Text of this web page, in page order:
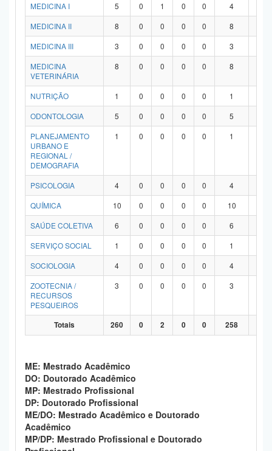
MEDICINA I
5 0 1 0 0 4
MEDICINA II
8 0 0 0 0 8
MEDICINA III
3 0 0 0 0 3
MEDICINA
VETERINÁRIA
8 0 0 0 0 8
NUTRIÇÃO 1 0 0 0 0 1
ODONTOLOGIA
5 0 0 0 0 5
PLANEJAMENTO
URBANO E
REGIONAL /
DEMOGRAFIA
1 0 0 0 0 1
PSICOLOGIA 4 0 0 0 0 4
QUÍMICA
10 0 0 0 0 10
SAÚDE COLETIVA
6 0 0 0 0 6
SERVIÇO SOCIAL
1 0 0 0 0 1
SOCIOLOGIA
4 0 0 0 0 4
ZOOTECNIA /
RECURSOS
PESQUEIROS
3 0 0 0 0 3
Totais 260 0 2 0 0 258
ME: Mestrado Acadêmico
DO: Doutorado Acadêmico
MP: Mestrado Profissional
DP: Doutorado Profissional
ME/DO: Mestrado Acadêmico e Doutorado
Acadêmico
MP/DP: Mestrado Profissional e Doutorado